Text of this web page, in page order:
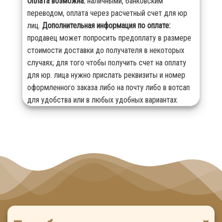
переводом, оплата через расчетный счет для юр
лиц. Дополнительная информация по оплате:
продавец может попросить предоплату в размере
стоимости доставки до получателя в некоторых
случаях; для того чтобы получить счет на оплату
для юр. лица нужно прислать реквизиты и номер
оформленного заказа либо на почту либо в вотсап
для удобства или в любых удобных вариантах.